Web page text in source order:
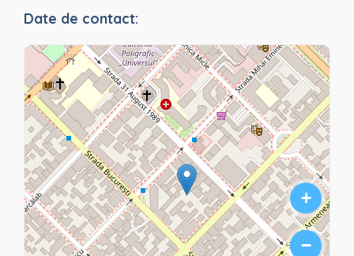
Date de contact:
+
−